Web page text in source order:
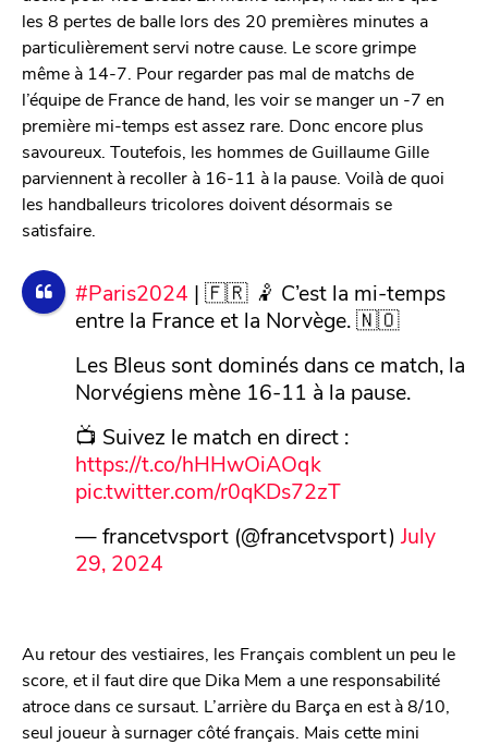
les 8 pertes de balle lors des 20 premières minutes a
particulièrement servi notre cause. Le score grimpe
même à 14-7. Pour regarder pas mal de matchs de
l’équipe de France de hand, les voir se manger un -7 en
première mi-temps est assez rare. Donc encore plus
savoureux. Toutefois, les hommes de Guillaume Gille
parviennent à recoller à 16-11 à la pause. Voilà de quoi
les handballeurs tricolores doivent désormais se
satisfaire.
#Paris2024 | 🇫🇷 🤾 C’est la mi-temps
entre la France et la Norvège. 🇳🇴
Les Bleus sont dominés dans ce match, la
Norvégiens mène 16-11 à la pause.
📺 Suivez le match en direct :
https://t.co/hHHwOiAOqk
pic.twitter.com/r0qKDs72zT
— francetvsport (@francetvsport) July
29, 2024
Au retour des vestiaires, les Français comblent un peu le
score, et il faut dire que Dika Mem a une responsabilité
atroce dans ce sursaut. L’arrière du Barça en est à 8/10,
seul joueur à surnager côté français. Mais cette mini